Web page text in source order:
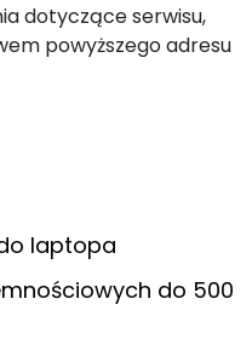
dotyczące serwisu,
powyższego adresu
laptopa
do 500